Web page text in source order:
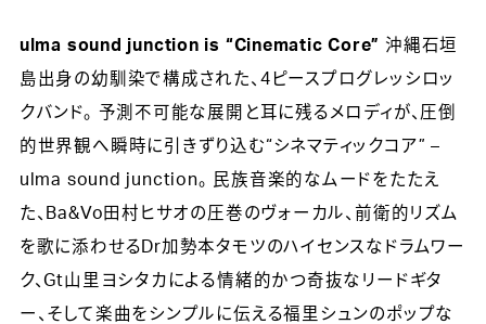
ulma sound junction is “Cinematic Core” 沖縄石垣
島出身の幼馴染で構成された、4ピースプログレッシロッ
クバンド。 予測不可能な展開と耳に残るメロディが、圧倒
的世界観へ瞬時に引きずり込む“シネマティックコア” –
ulma sound junction。 民族音楽的なムードをたたえ
た、Ba&Vo田村ヒサオの圧巻のヴォーカル、前衛的リズム
を歌に添わせるDr加勢本タモツのハイセンスなドラムワー
ク、Gt山里ヨシタカによる情緒的かつ奇抜なリードギタ
ー、そして楽曲をシンプルに伝える福里シュンのポップな